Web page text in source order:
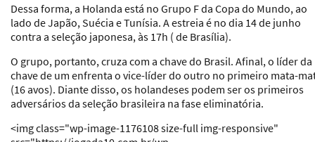
Dessa forma, a Holanda está no Grupo F da Copa do Mundo, ao
lado de Japão, Suécia e Tunísia. A estreia é no dia 14 de junho
contra a seleção japonesa, às 17h ( de Brasília).
O grupo, portanto, cruza com a chave do Brasil. Afinal, o líder da
chave de um enfrenta o vice-líder do outro no primeiro mata-
(16 avos). Diante disso, os holandeses podem ser os primeiros
adversários da seleção brasileira na fase eliminatória.
<img class="wp-image-1176108 size-full img-responsive"